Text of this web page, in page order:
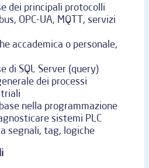
dei principali protocolli
OPC-UA, MQTT, servizi
accademica o personale,
di SQL Server (query)
dei processi
nella programmazione
sistemi PLC
segnali, tag, logiche